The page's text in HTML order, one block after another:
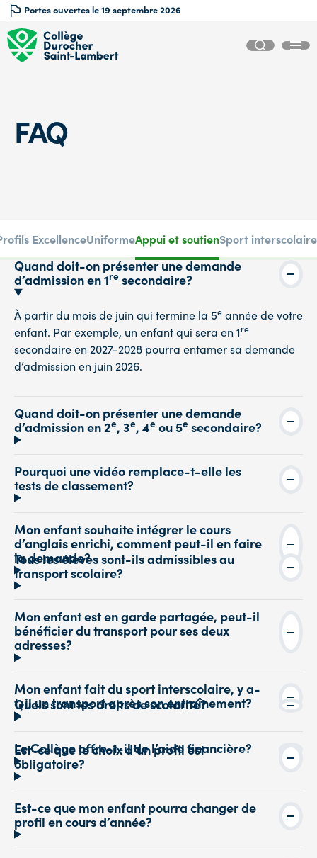
Portes ouvertes le 19 septembre 2026
FAQ
ExcellenceUniformeAppui et soutienSport interscolaire
Quand doit-on présenter une demande
d’admission en 1re secondaire?
À partir du mois de juin qui termine la 5e année de votre
enfant. Par exemple, un enfant qui sera en 1 re
secondaire en 2027-2028 pourra entamer sa demande
d’admission en juin 2026.
Quand doit-on présenter une demande
d’admission en 2e, 3e, 4e ou 5e secondaire?
Pourquoi une vidéo remplace-t-elle les
tests de classement?
Mon enfant souhaite intégrer le cours
d’anglais enrichi, comment peut-il en faire
la demande?
Tous les élèves sont-ils admissibles au
transport scolaire?
Mon enfant est en garde partagée, peut-il
bénéficier du transport pour ses deux
adresses?
Mon enfant fait du sport interscolaire, y a-
t-il un transport après son entraînement?
Quels sont les droits de scolarité?
Le Collège offre-t-il de l’aide financière?
Est-ce que le choix d’un profil est
obligatoire?
Est-ce que mon enfant pourra changer de
profil en cours d’année?